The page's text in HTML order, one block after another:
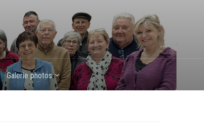
Galerie photos